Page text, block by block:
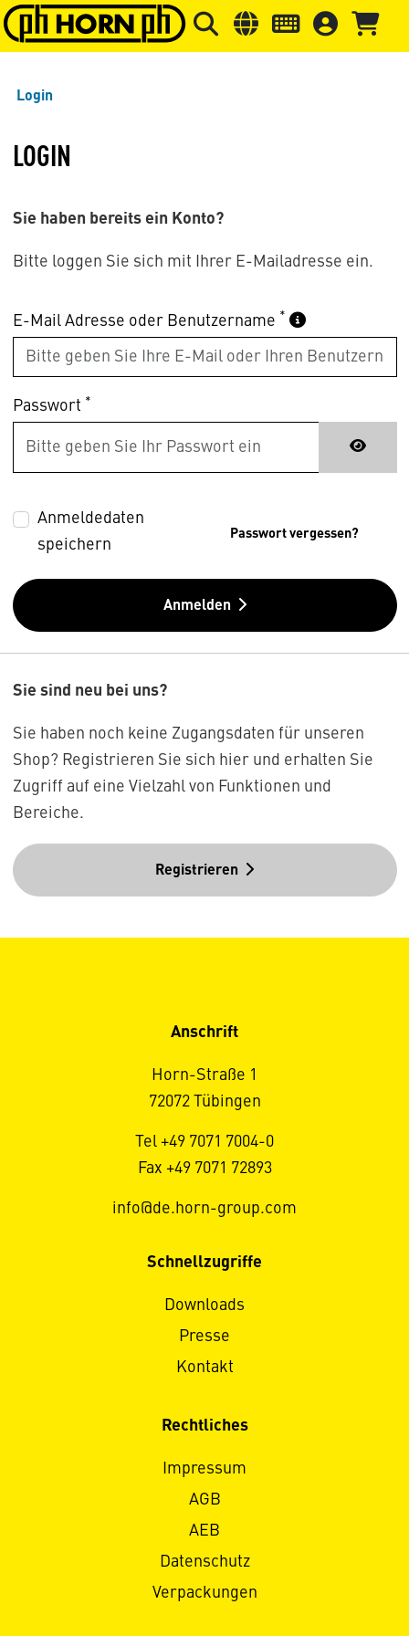
Springe zu Hauptinhalt Springe zum Header Springe
Login
LOGIN
Sie haben bereits ein Konto?
Bitte loggen Sie sich mit Ihrer E-Mailadresse ein.
E-Mail Adresse oder Benutzername *
Passwort *
Anmeldedaten
speichern
Passwort vergessen?
Anmelden
Sie sind neu bei uns?
Sie haben noch keine Zugangsdaten für unseren
Shop? Registrieren Sie sich hier und erhalten Sie
Zugriff auf eine Vielzahl von Funktionen und
Bereiche.
Registrieren
Anschrift
Horn-Straße 1
72072 Tübingen
Tel +49 7071 7004-0
Fax +49 7071 72893
info@de.horn-group.com
Schnellzugriffe
Downloads
Presse
Kontakt
Rechtliches
Impressum
AGB
AEB
Datenschutz
Verpackungen